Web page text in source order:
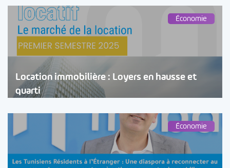
Économie
Location immobilière : Loyers en hausse et
quarti
Économie